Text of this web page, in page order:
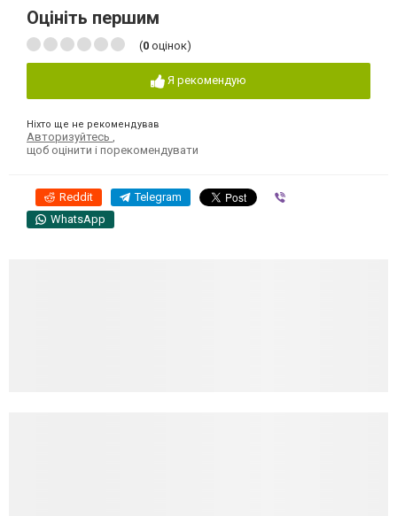
Оцініть першим
(0 оцінок)
Я рекомендую
Ніхто ще не рекомендував
Авторизуйтесь
щоб оцінити і порекомендувати
Reddit Telegram
WhatsApp